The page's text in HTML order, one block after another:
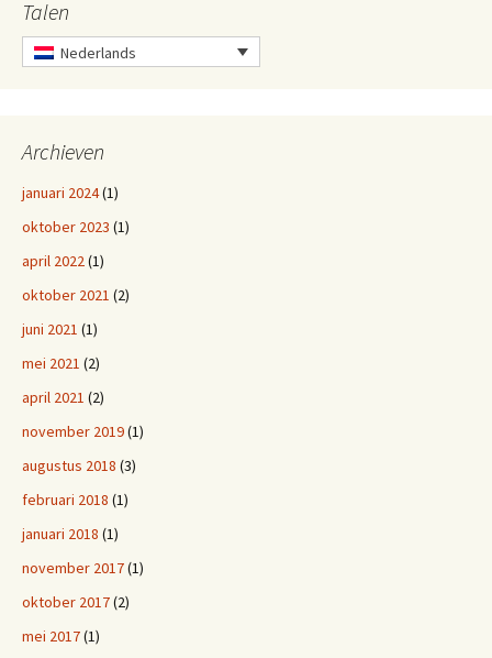
Talen
Nederlands
Archieven
januari 2024(1)
oktober 2023 (1)
april 2022 (1)
oktober 2021 (2)
juni 2021 (1)
mei 2021 (2)
april 2021 (2)
november 2019(1)
augustus 2018 (3)
februari 2018 (1)
januari 2018 (1)
november 2017(1)
oktober 2017(2)
mei 2017(1)